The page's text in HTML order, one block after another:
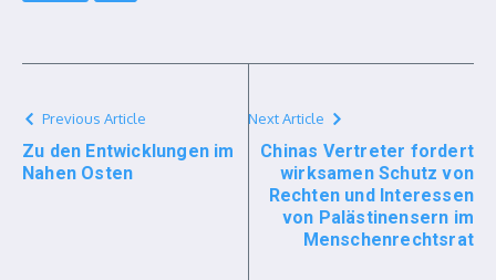
Previous Article
Zu den Entwicklungen im
Nahen Osten
Next Article
Chinas Vertreter fordert
wirksamen Schutz von
Rechten und Interessen
von Palästinensern im
Menschenrechtsrat